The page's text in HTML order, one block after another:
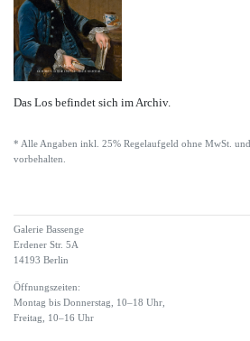
Das Los befindet sich im Archiv.
* Alle Angaben inkl. 25% Regelaufgeld ohne MwSt.
vorbehalten.
Galerie Bassenge
Erdener Str. 5A
14193 Berlin
Öffnungszeiten:
Montag bis Donnerstag, 10–18 Uhr,
Freitag, 10–16 Uhr